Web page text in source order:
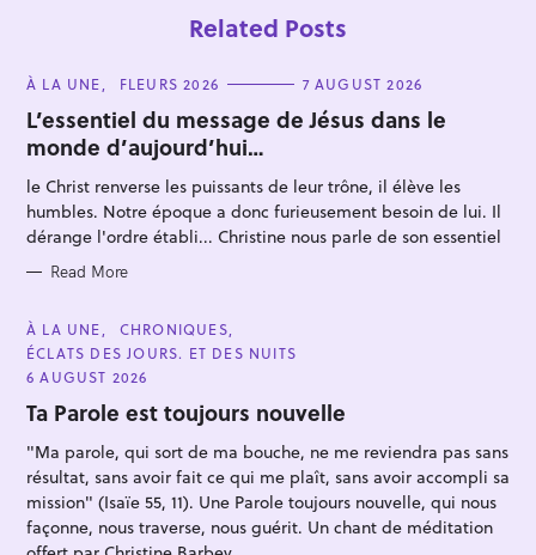
o
n
Related Posts
C
T
E
G
O
R
I
E
S
À LA UNE FLEURS 2026 7 AUGUST 2026
L’essentiel du message de Jésus dans le
monde d’aujourd’hui…
le Christ renverse les puissants de leur trône, il élève les
humbles. Notre époque a donc furieusement besoin de lui. Il
dérange l'ordre établi... Christine nous parle de son essentiel
Read More
C
A
T
E
O
R
E
À LA UNE
CHRONIQUES
ÉCLATS DES JOURS. ET DES NUITS
6 AUGUST 2026
Ta Parole est toujours nouvelle
"Ma parole, qui sort de ma bouche, ne me reviendra pas sans
résultat, sans avoir fait ce qui me plaît, sans avoir accompli sa
mission" (Isaïe 55, 11). Une Parole toujours nouvelle, qui nous
façonne, nous traverse, nous guérit. Un chant de méditation
S
e
a
r
c
h
f